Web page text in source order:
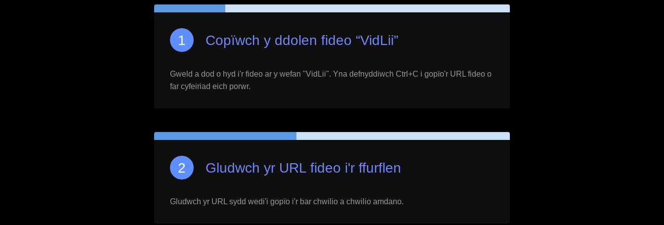
Copïwch y ddolen fideo “VidLii”
Gweld a dod o hyd i'r fideo ar y wefan "VidLii". Yna defnyddiwch Ctrl+C i gopïo'r URL fideo o
far cyfeiriad eich porwr.
Gludwch yr URL fideo i'r ffurflen
Gludwch yr URL sydd wedi'i gopïo i'r bar chwilio a chwilio amdano.